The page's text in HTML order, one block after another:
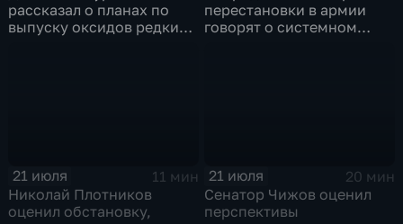
рассказал о планах по
выпуску оксидов редких
перестановки в армии
говорят о системном
21 июля
11 мин
Николай Плотников
оценил обстановку,
21 июля
20 мин
Сенатор Чижов оценил
перспективы